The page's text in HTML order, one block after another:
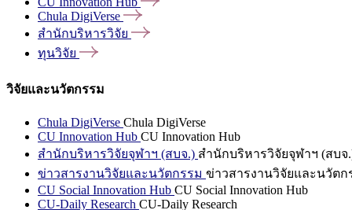
Chula DigiVerse
สำนักบริหารวิจัย
ทุนวิจัย
วิจัยและนวัตกรรม
Chula DigiVerse Chula DigiVerse
CU Innovation Hub CU Innovation Hub
สำนักบริหารวิจัยจุฬาฯ (สบจ.) สำนักบริหารวิจัยจุฬาฯ (สบจ
ข่าวสารงานวิจัยและนวัตกรรม ข่าวสารงานวิจัยและนวัตก
CU Social Innovation Hub CU Social Innovation Hub
CU-Daily Research CU-Daily Research